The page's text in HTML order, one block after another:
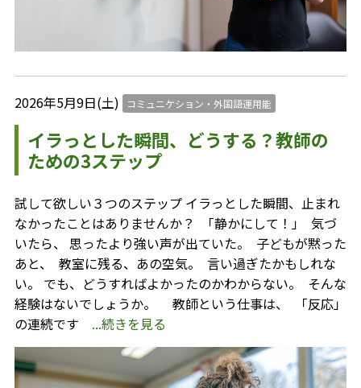
2026年5月9日(土) コミュニケション・外国語運用能
イラっとした瞬間、どうする？教師の
ための3ステップ
試して欲しい３つのステップ イラっとした瞬間、止まれ
なかったことはありませんか？ ⁡ 「静かにして！」 ⁡ 気づ
いたら、 思ったより強い声が出ていた。 ⁡ 子どもが黙った
あと、 ⁡ 教室に残る、あの空気。 ⁡ 言い過ぎたかもしれな
い。 でも、どうすればよかったのかわからない。 ⁡ そんな
経験はないでしょうか。 ⁡ ⁡ ⁡ ⁡ 教師という仕事は、 ⁡ 「反応」
の連続です ...続きを見る